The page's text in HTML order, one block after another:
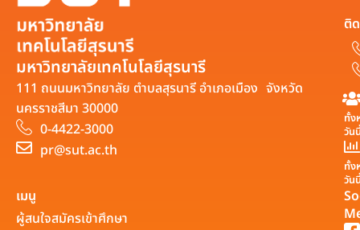
มหาวิทยาลัยเทคโนโลยีสุรนารี
111 ถนนมหาวิทยาลัย ตำบลสุรนารี อำเภอเมือง จังหวัด
นครราชสีมา 30000
0-4422-3000
pr@sut.ac.th
ติ
ทั้ง
วัน
ทั้ง
วัน
เมนู
ผู้สนใจสมัครเข้าศึกษา